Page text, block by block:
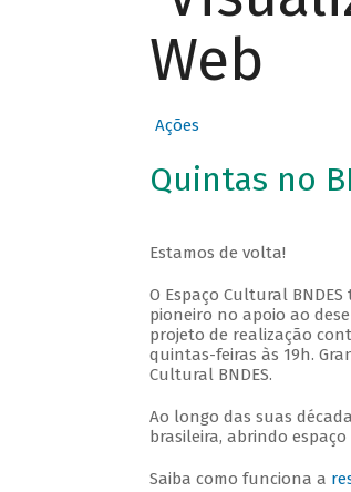
Web
Ações
Quintas no
Estamos de volta!
O Espaço Cultural
pioneiro no apoio ao
projeto de realização
quintas-feiras às 19h.
Cultural BNDES.
Ao longo das suas
brasileira, abrindo
Saiba como funciona a